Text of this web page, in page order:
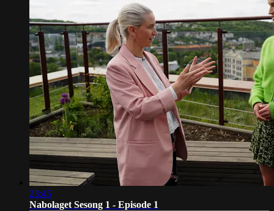
23:45
Nabolaget Sesong 1 - Episode 1